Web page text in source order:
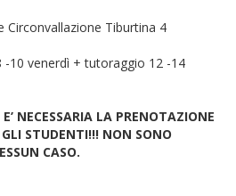
Circonvallazione Tiburtina 4
10 venerdì + tutoraggio 12 -14
E’ NECESSARIA LA PRENOTAZIONE
STUDENTI!!! NON SONO
CASO.